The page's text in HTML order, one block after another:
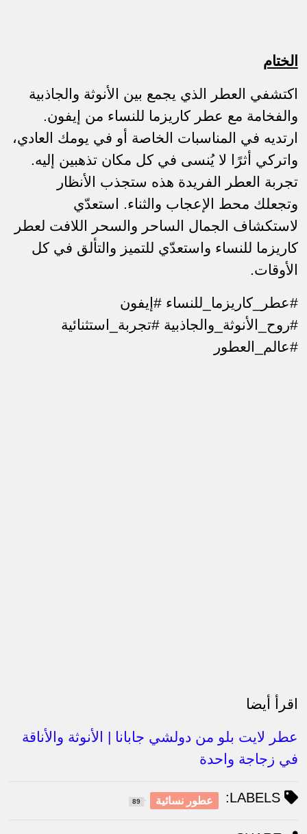
الختام
اكتشفي العطر الذي يجمع بين الأنوثة والجاذبية
والفخامة مع عطر كاريزما للنساء من إيفون.
ارتديه في المناسبات الخاصة أو في يومك العادي،
واتركي أثرًا لا يُنسى في كل مكان تذهبين إليه.
تجربة العطر الفريدة هذه ستجذب الأنظار
وتجعلك محط الإعجاب والثناء. استعدّي
لاستكشاف الجمال الساحر والسحر اللافت لعطر
كاريزما للنساء واستعدّي للتميز والتألق في كل
الأوقات.
#عطر_كاريزما_للنساء #إيفون
#روح_الأنوثة_والجاذبية #تجربة_استثنائية
#عالم_العطور
اقرأ أيضا
عطر لايت بلو من دولشي جابانا | الأنوثة والأناقة
في زجاجة واحدة
LABELS: عطور نسائية 89